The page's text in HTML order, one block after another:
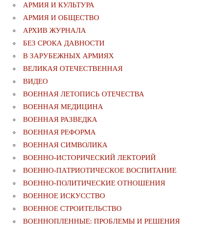
АРМИЯ И КУЛЬТУРА
АРМИЯ И ОБЩЕСТВО
АРХИВ ЖУРНАЛА
БЕЗ СРОКА ДАВНОСТИ
В ЗАРУБЕЖНЫХ АРМИЯХ
ВЕЛИКАЯ ОТЕЧЕСТВЕННАЯ
ВИДЕО
ВОЕННАЯ ЛЕТОПИСЬ ОТЕЧЕСТВА
ВОЕННАЯ МЕДИЦИНА
ВОЕННАЯ РАЗВЕДКА
ВОЕННАЯ РЕФОРМА
ВОЕННАЯ СИМВОЛИКА
ВОЕННО-ИСТОРИЧЕСКИЙ ЛЕКТОРИЙ
ВОЕННО-ПАТРИОТИЧЕСКОЕ ВОСПИТАНИЕ
ВОЕННО-ПОЛИТИЧЕСКИE ОТНОШЕНИЯ
ВОЕННОЕ ИСКУССТВО
ВОЕННОЕ СТРОИТЕЛЬСТВО
ВОЕННОПЛЕННЫЕ: ПРОБЛЕМЫ И РЕШЕНИЯ